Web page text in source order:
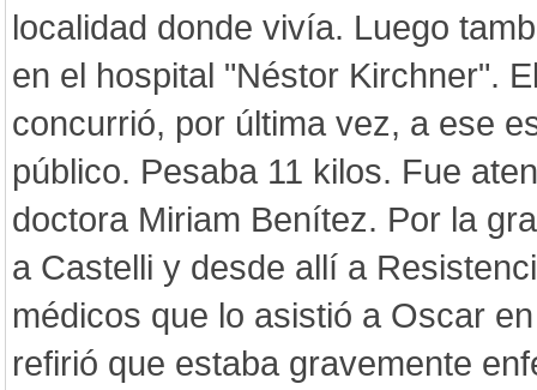
localidad donde vivía. Luego
en el hospital "Néstor Kirchner".
concurrió, por última vez, a ese
público. Pesaba 11 kilos. Fue
doctora Miriam Benítez. Por la
a Castelli y desde allí a
médicos que lo asistió a Oscar
refirió que estaba gravemente